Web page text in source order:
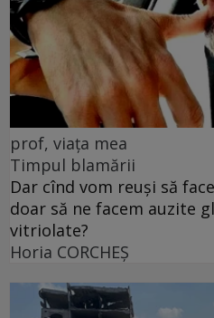
prof, viața mea
Timpul blamării
Dar cînd vom reuși să
doar să ne facem auzite
vitriolate?
Horia CORCHEŞ